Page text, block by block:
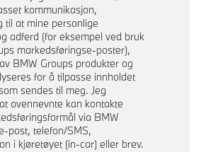
kommunikasjon,
til at mine personlige
adferd (for eksempel ved bruk
markedsføringse-poster),
BMW Groups produkter og
for å tilpasse innholdet
sendes til meg. Jeg
ovennevnte kan kontakte
via BMW
post, telefon/SMS,
i kjøretøyet (in-car) eller brev.